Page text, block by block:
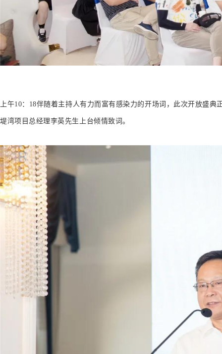
上午10：18伴随着主持人有力而富有感染力的开场词，此次开放盛
堤湾项目总经理李英先生上台倾情致词。